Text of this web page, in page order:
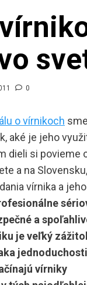
0
o vírnikoch
aké je jeho
dieli si povieme
a na Slovensku,
vírnika a jeho
a
je veľký
vírniky